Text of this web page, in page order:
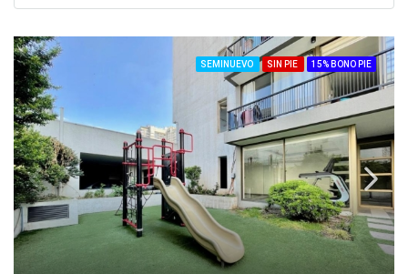
SEMINUEVO SIN PIE 15% BONO PIE